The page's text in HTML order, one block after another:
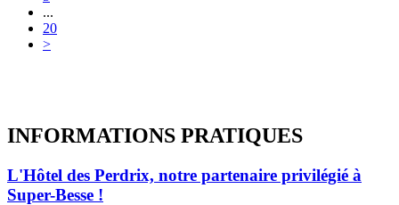
...
20
>
INFORMATIONS PRATIQUES
L'Hôtel des Perdrix, notre partenaire privilégié à
Super-Besse !